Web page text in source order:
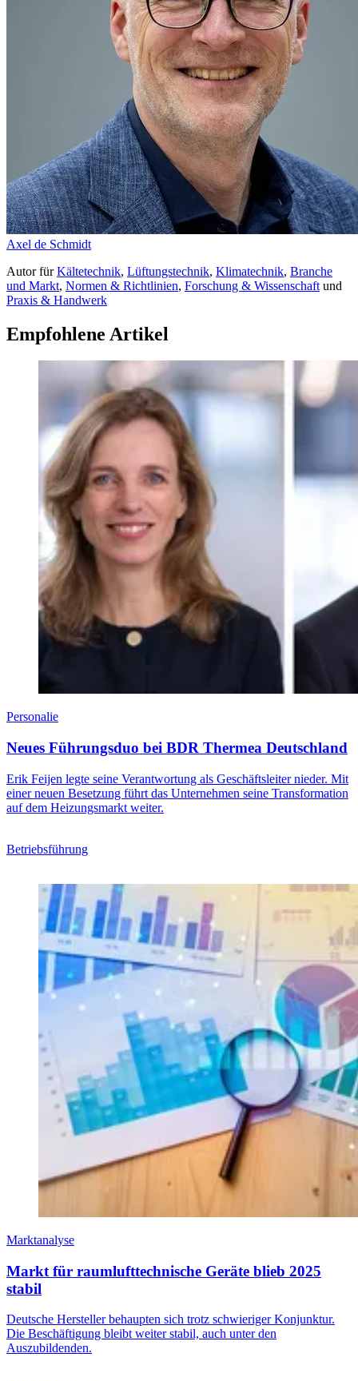
Axel de Schmidt
AutorfürKältetechnik, Lüftungstechnik, Klimatechnik, Branche
und Markt, Normen & Richtlinien, Forschung & Wissenschaft und
Praxis & Handwerk
Empfohlene Artikel
Personalie
Neues Führungsduo bei BDR Thermea Deutschland
Erik Feijen legte seine Verantwortung als Geschäftsleiter nieder. Mit
einer neuen Besetzung führt das Unternehmen seine Transformation
auf dem Heizungsmarkt weiter.
Betriebsführung
Marktanalyse
Markt für raumlufttechnische Geräte blieb 2025
stabil
Deutsche Hersteller behaupten sich trotz schwieriger Konjunktur.
Die Beschäftigung bleibt weiter stabil, auch unter den
Auszubildenden.